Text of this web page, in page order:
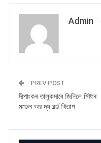
Admin
PREV POST
দীপাংকৰ তালুকদাৰে জিনিলে মিষ্টাৰ
মডেল অৱ দ্য ৱৰ্ল্ড খিতাপ